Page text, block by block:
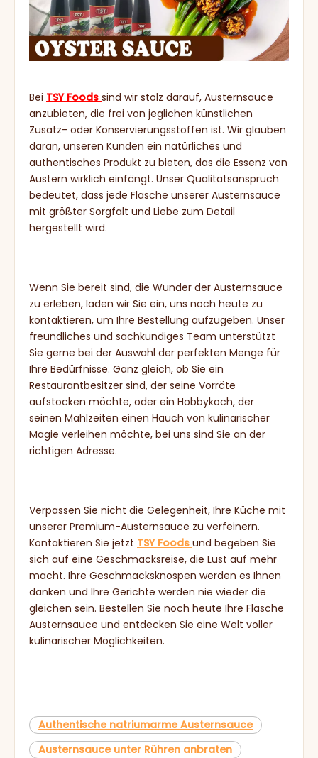
Bei TSY Foods sind wir stolz darauf, Austernsauce
anzubieten, die frei von jeglichen künstlichen
Zusatz- oder Konservierungsstoffen ist. Wir glauben
daran, unseren Kunden ein natürliches und
authentisches Produkt zu bieten, das die Essenz von
Austern wirklich einfängt. Unser Qualitätsanspruch
bedeutet, dass jede Flasche unserer Austernsauce
mit größter Sorgfalt und Liebe zum Detail
hergestellt wird.
Wenn Sie bereit sind, die Wunder der Austernsauce
zu erleben, laden wir Sie ein, uns noch heute zu
kontaktieren, um Ihre Bestellung aufzugeben. Unser
freundliches und sachkundiges Team unterstützt
Sie gerne bei der Auswahl der perfekten Menge für
Ihre Bedürfnisse. Ganz gleich, ob Sie ein
Restaurantbesitzer sind, der seine Vorräte
aufstocken möchte, oder ein Hobbykoch, der
seinen Mahlzeiten einen Hauch von kulinarischer
Magie verleihen möchte, bei uns sind Sie an der
richtigen Adresse.
Verpassen Sie nicht die Gelegenheit, Ihre Küche mit
unserer Premium-Austernsauce zu verfeinern.
Kontaktieren Sie jetzt TSY Foods und begeben Sie
sich auf eine Geschmacksreise, die Lust auf mehr
macht. Ihre Geschmacksknospen werden es Ihnen
danken und Ihre Gerichte werden nie wieder die
gleichen sein. Bestellen Sie noch heute Ihre Flasche
Austernsauce und entdecken Sie eine Welt voller
kulinarischer Möglichkeiten.
Authentische natriumarme Austernsauce
Austernsauce unter Rühren anbraten